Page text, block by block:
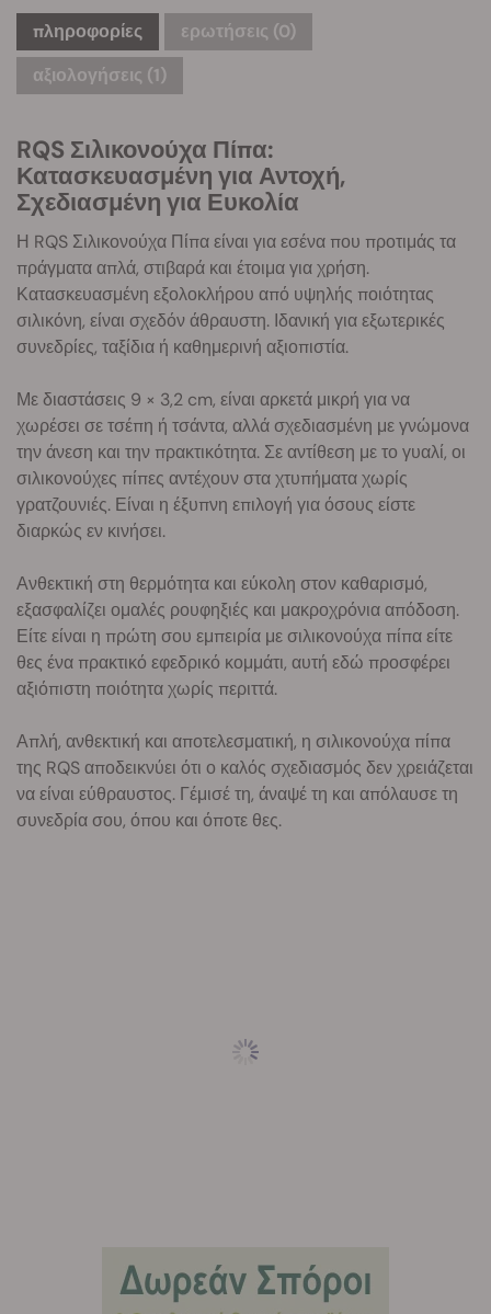
πληροφορίες ερωτήσεις (0)
αξιολογήσεις (1)
RQS Σιλικονούχα Πίπα:
Κατασκευασμένη για Αντοχή,
Σχεδιασμένη για Ευκολία
Η RQS Σιλικονούχα Πίπα είναι για εσένα που προτιμάς τα
πράγματα απλά, στιβαρά και έτοιμα για χρήση.
Κατασκευασμένη εξολοκλήρου από υψηλής ποιότητας
σιλικόνη, είναι σχεδόν άθραυστη. Ιδανική για εξωτερικές
συνεδρίες, ταξίδια ή καθημερινή αξιοπιστία.
Με διαστάσεις 9 × 3,2 cm, είναι αρκετά μικρή για να
χωρέσει σε τσέπη ή τσάντα, αλλά σχεδιασμένη με γνώμονα
την άνεση και την πρακτικότητα. Σε αντίθεση με το γυαλί, οι
σιλικονούχες πίπες αντέχουν στα χτυπήματα χωρίς
γρατζουνιές. Είναι η έξυπνη επιλογή για όσους είστε
διαρκώς εν κινήσει.
Ανθεκτική στη θερμότητα και εύκολη στον καθαρισμό,
εξασφαλίζει ομαλές ρουφηξιές και μακροχρόνια απόδοση.
Είτε είναι η πρώτη σου εμπειρία με σιλικονούχα πίπα είτε
θες ένα πρακτικό εφεδρικό κομμάτι, αυτή εδώ προσφέρει
αξιόπιστη ποιότητα χωρίς περιττά.
Απλή, ανθεκτική και αποτελεσματική, η σιλικονούχα πίπα
της RQS αποδεικνύει ότι ο καλός σχεδιασμός δεν χρειάζεται
να είναι εύθραυστος. Γέμισέ τη, άναψέ τη και απόλαυσε τη
συνεδρία σου, όπου και όποτε θες.